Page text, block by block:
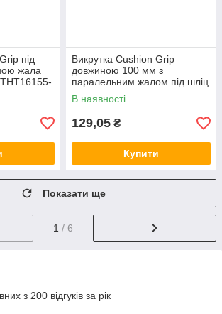
під
жала
Викрутка Cushion Grip
довжиною 100 мм з
паралельним жалом під шліц
SL 4.0 STANLEY STHT16195-
0
В наявності
129,05 ₴
Купити
Показати ще
1 / 6
з 200 відгуків за рік